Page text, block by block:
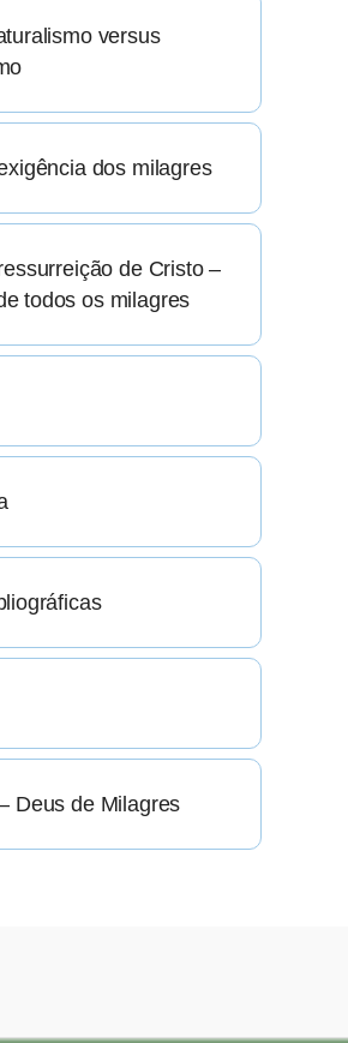
versus
dos milagres
de Cristo –
todos os milagres
Deus de Milagres